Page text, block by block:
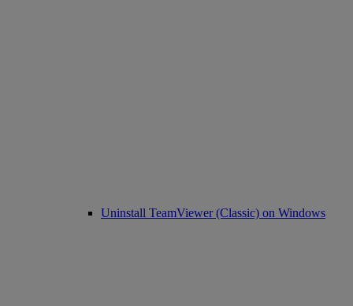
Uninstall TeamViewer (Classic) on Windows